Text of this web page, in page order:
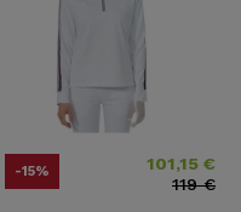
-15% 101,15 €
Prix ​​habituel
119 €